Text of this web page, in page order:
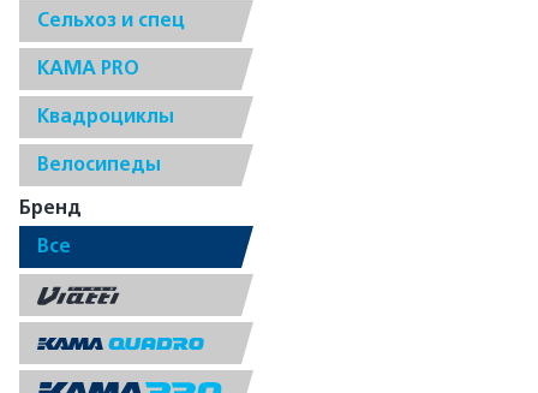
Сельхоз и спец
КАМА PRO
Квадроциклы
Велосипеды
Бренд
Все